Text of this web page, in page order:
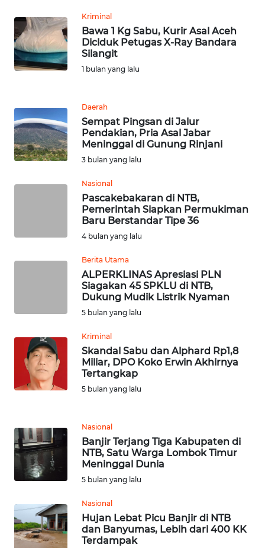
Kriminal
Bawa 1 Kg Sabu, Kurir Asal Aceh
Diciduk Petugas X-Ray Bandara
Silangit
1 bulan yang lalu
Daerah
Sempat Pingsan di Jalur
Pendakian, Pria Asal Jabar
Meninggal di Gunung Rinjani
3 bulan yang lalu
Nasional
Pascakebakaran di NTB,
Pemerintah Siapkan Permukiman
Baru Berstandar Tipe 36
4 bulan yang lalu
Berita Utama
ALPERKLINAS Apresiasi PLN
Siagakan 45 SPKLU di NTB,
Dukung Mudik Listrik Nyaman
5 bulan yang lalu
Kriminal
Skandal Sabu dan Alphard Rp1,8
Miliar, DPO Koko Erwin Akhirnya
Tertangkap
5 bulan yang lalu
Nasional
Banjir Terjang Tiga Kabupaten di
NTB, Satu Warga Lombok Timur
Meninggal Dunia
5 bulan yang lalu
Nasional
Hujan Lebat Picu Banjir di NTB
dan Banyumas, Lebih dari 400 KK
Terdampak
TENTANG
KAMI
PEDOMAN
MEDIA
REDAKSI
KARIR
WN
WN
JABAR
WN
WN
NTT
WN
WN
PAPUA